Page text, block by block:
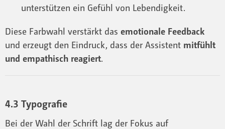
unterstützen ein Gefühl von Lebendigkeit.
Diese Farbwahl verstärkt das emotionale Feedback
und erzeugt den Eindruck, dass der Assistent mitfühlt
und empathisch reagiert.
4.3 Typografie
Bei der Wahl der Schrift lag der Fokus auf